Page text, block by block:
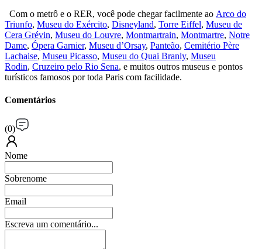
Com o metrô e o RER, você pode chegar facilmente ao Arco do
Triunfo, Museu do Exército, Disneyland, Torre Eiffel, Museu de
Cera Grévin, Museu do Louvre, Montmartrain, Montmartre, Notre
Dame, Ópera Garnier, Museu d’Orsay, Panteão, Cemitério Père
Lachaise, Museu Picasso, Museu do Quai Branly, Museu
Rodin, Cruzeiro pelo Rio Sena, e muitos outros museus e pontos
turísticos famosos por toda Paris com facilidade.
Comentários
(0)
Nome
Sobrenome
Email
Escreva um comentário...